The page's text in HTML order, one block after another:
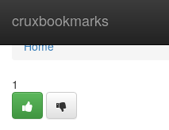
cruxbookmarks
Home
Home
1